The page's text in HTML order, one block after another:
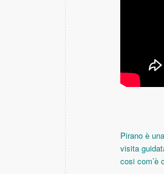
Pirano è
visita
cosi com’è